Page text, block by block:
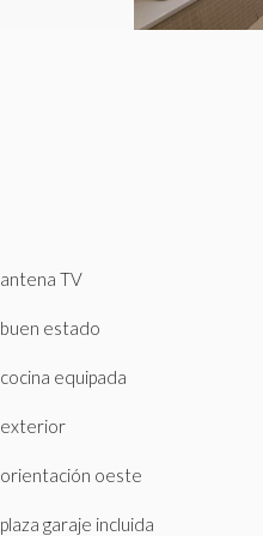
antena TV
buen estado
cocina equipada
exterior
orientación oeste
plaza garaje incluida